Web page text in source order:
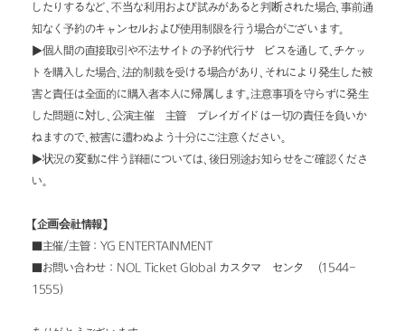
したりするなど、不当な利用および試みがあると判断された場合、事前通
知なく予約のキャンセルおよび使用制限を行う場合がございます。
▶個人間の直接取引や不法サイトの予約代行サービスを通して、チケッ
トを購入した場合、法的制裁を受ける場合があり、それにより発生した被
害と責任は全面的に購入者本人に帰属します。注意事項を守らずに発生
した問題に対し、公演主催・主管・プレイガイドは一切の責任を負いか
ねますので、被害に遭わぬよう十分にご注意ください。
▶状況の変動に伴う詳細については、後日別途お知らせをご確認くださ
い。
【企画会社情報】
■主催/主管：YG ENTERTAINMENT
■お問い合わせ：NOL Ticket Global カスタマーセンター (1544-
1555)